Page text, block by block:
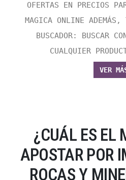
OFERTAS EN PRECIOS
MAGICA ONLINE
BUSCADOR: BUSCAR
CUALQUIER
VER
¿CUÁL ES EL
APOSTAR POR
ROCAS Y